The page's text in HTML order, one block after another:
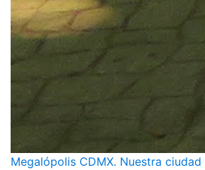
Megalópolis CDMX. Nuestra